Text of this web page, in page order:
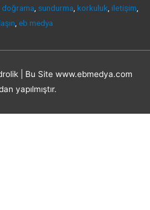
sundurma korkuluk iletişim
eb medya
| Bu Site www.ebmedya.com
yapılmıştır.